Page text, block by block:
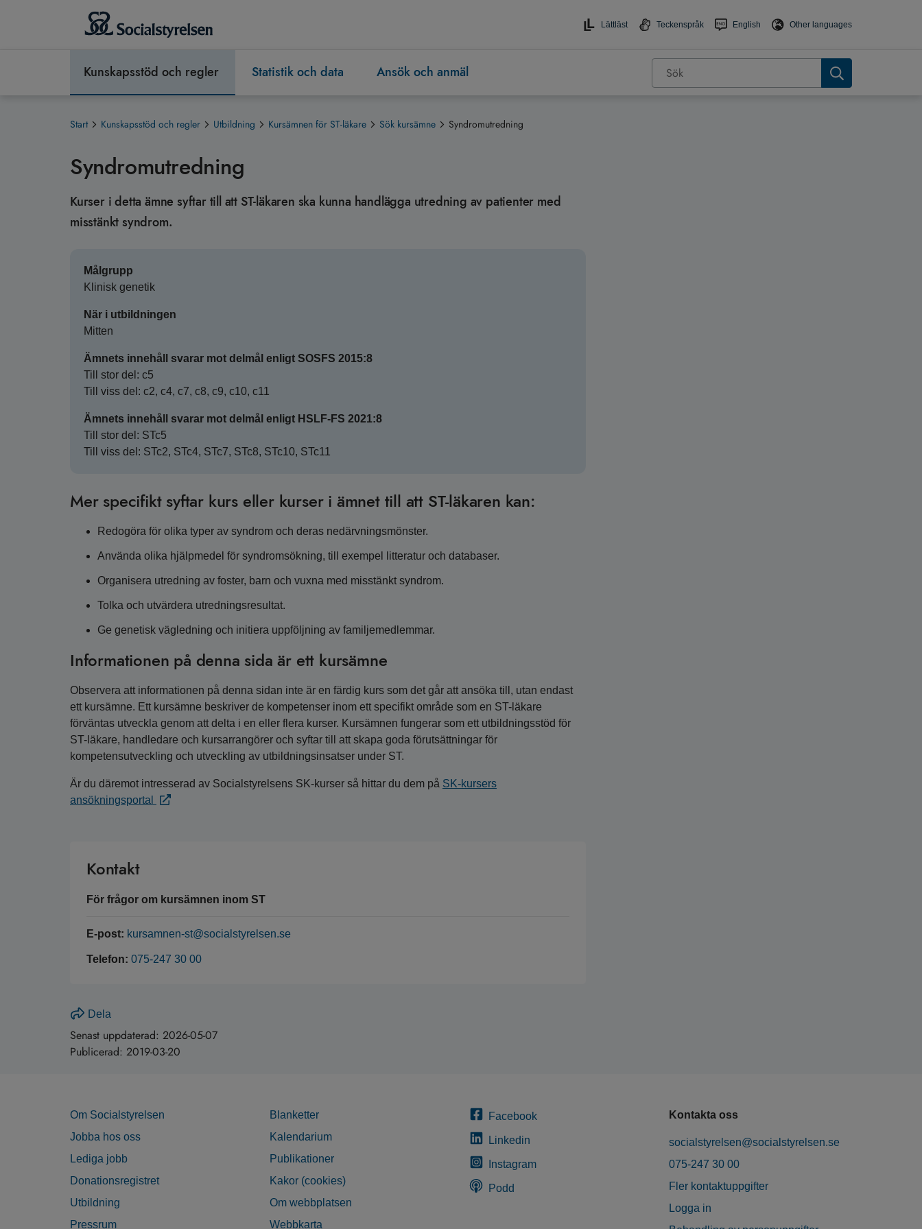
Lättläst Teckenspråk English Other languages
Kunskapsstöd och regler Statistik och data Ansök och anmäl
Start Kunskapsstöd och regler Utbildning Kursämnen för ST-läkare Sök kursämne Syndromutredning
Syndromutredning
Kurser i detta ämne syftar till att ST-läkaren ska kunna handlägga utredning av patienter med
misstänkt syndrom.
Målgrupp
Klinisk genetik
När i utbildningen
Mitten
Ämnets innehåll svarar mot delmål enligt SOSFS 2015:8
Till stor del: c5
Till viss del: c2, c4, c7, c8, c9, c10, c11
Ämnets innehåll svarar mot delmål enligt HSLF-FS 2021:8
Till stor del: STc5
Till viss del: STc2, STc4, STc7, STc8, STc10, STc11
Mer specifikt syftar kurs eller kurser i ämnet till att ST-läkaren kan:
Redogöra för olika typer av syndrom och deras nedärvningsmönster.
Använda olika hjälpmedel för syndromsökning, till exempel litteratur och databaser.
Organisera utredning av foster, barn och vuxna med misstänkt syndrom.
Tolka och utvärdera utredningsresultat.
Ge genetisk vägledning och initiera uppföljning av familjemedlemmar.
Informationen på denna sida är ett kursämne
Observera att informationen på denna sidan inte är en färdig kurs som det går att ansöka till, utan endast
ett kursämne. Ett kursämne beskriver de kompetenser inom ett specifikt område som en ST-läkare
förväntas utveckla genom att delta i en eller flera kurser. Kursämnen fungerar som ett utbildningsstöd för
ST-läkare, handledare och kursarrangörer och syftar till att skapa goda förutsättningar för
kompetensutveckling och utveckling av utbildningsinsatser under ST.
Är du däremot intresserad av Socialstyrelsens SK-kurser så hittar du dem på SK-kursers
ansökningsportal
Kontakt
För frågor om kursämnen inom ST
E-post: kursamnen-st@socialstyrelsen.se
Telefon: 075-247 30 00
Dela
Senast uppdaterad: 2026-05-07
Publicerad: 2019-03-20
Om Socialstyrelsen
Jobba hos oss
Lediga jobb
Donationsregistret
Utbildning
Pressrum
Blanketter
Kalendarium
Publikationer
Kakor (cookies)
Om webbplatsen
Webbkarta
Facebook
Linkedin
Instagram
Podd
Kontakta oss
socialstyrelsen@socialstyrelsen.se
075-247 30 00
Fler kontaktuppgifter
Logga in